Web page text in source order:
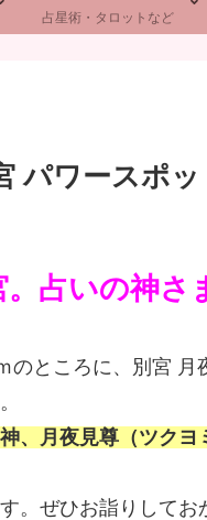
占星術・タロットなど
ワースポッ
占いの神さ
ところに、別宮 月
、月夜見尊（ツク
。ぜひお詣りしてお